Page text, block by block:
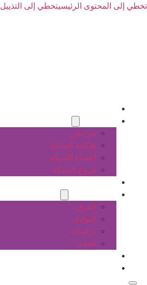
تخطي إلى المحتوى الرئيسيتخطي إلى التذييل
من نحن
هيكلية الشبكة
أعضاء الشبكة
فروع الشبكة
الفرق
النوادي
دراسات
ابحاث